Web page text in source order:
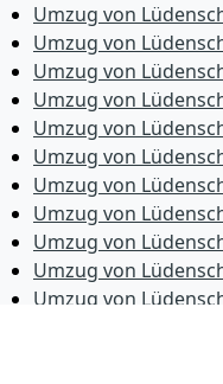
Umzug von
Umzug von
Umzug von
Umzug von
Umzug von
Umzug von
Umzug von
Umzug von
Umzug von
Umzug von
Umzug von